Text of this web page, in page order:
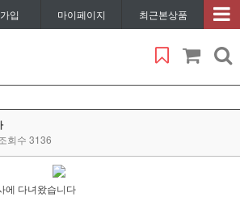
입 마이페이지 최근본상품
회수 3136
에 다녀왔습니다